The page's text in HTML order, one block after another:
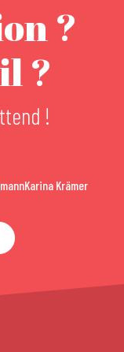
?
?
!
Karina Krämer